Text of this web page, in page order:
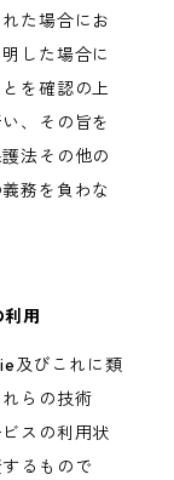
た場合にお
した場合に
を確認の上
、その旨を
法その他の
務を負わな
用
及びこれに類
らの技術
スの利用状
るもので